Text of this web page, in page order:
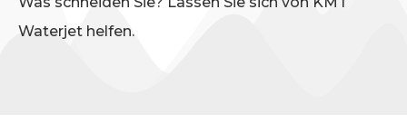
Waterjet helfen.